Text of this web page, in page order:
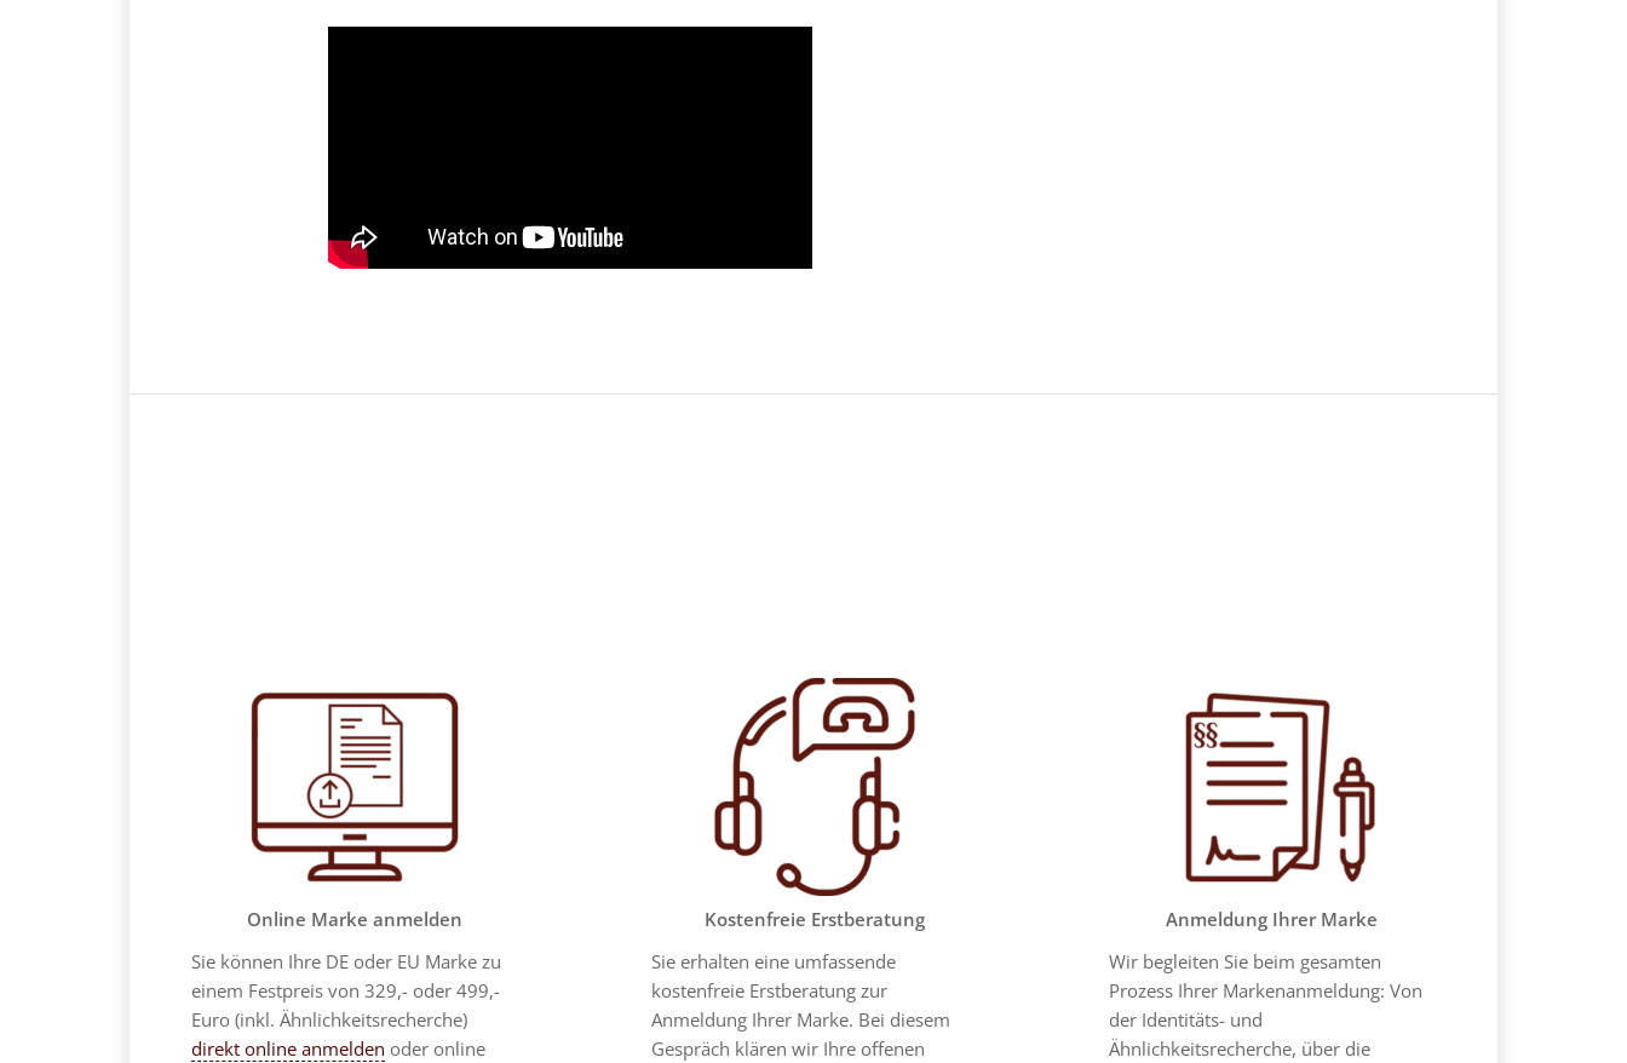
Online Marke anmelden
Sie können Ihre DE oder EU Marke zu
einem Festpreis von 329,- oder 499,-
Euro (inkl. Ähnlichkeitsrecherche)
direkt online anmelden oder online
Kostenfreie Erstberatung
Sie erhalten eine umfassende
kostenfreie Erstberatung zur
Anmeldung Ihrer Marke. Bei diesem
Gespräch klären wir Ihre offenen
Anmeldung Ihrer Marke
Wir begleiten Sie beim gesamten
Prozess Ihrer Markenanmeldung: Von
der Identitäts- und
Ähnlichkeitsrecherche, über die